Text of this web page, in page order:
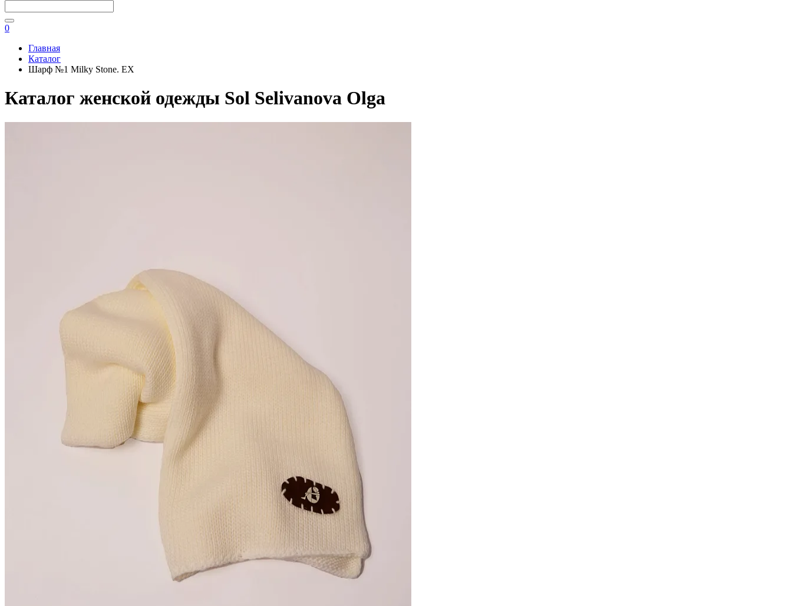
0
Главная
Каталог
Шарф №1 Milky Stone. EX
Каталог женской одежды Sol Selivanova Olga